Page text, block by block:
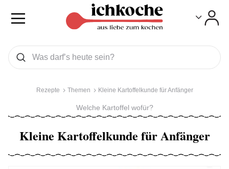
Was wollen Sie suchen
Suchen
Rezepte Themen Kleine Kartoffelkunde für Anfänger
Welche Kartoffel wofür?
Kleine Kartoffelkunde für Anfänger